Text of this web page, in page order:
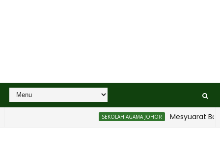
SEKOLAH AGAMA JOHOR Mesyuarat